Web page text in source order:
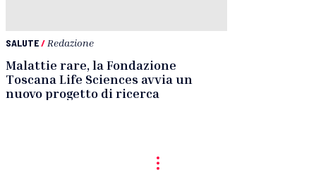
SALUTE/ Redazione
Malattie rare, la Fondazione
Toscana Life Sciences avvia un
nuovo progetto di ricerca